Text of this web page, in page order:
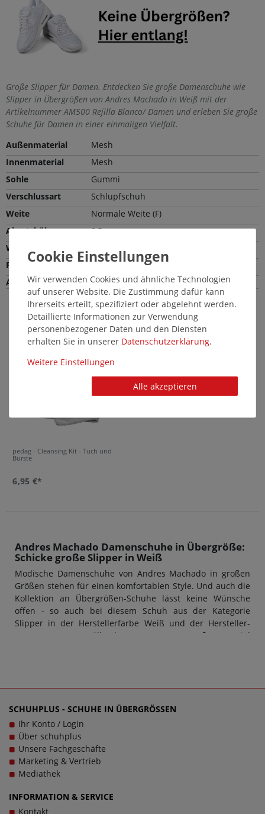
Große Slipper für Damen. Entdecken Sie große Damenschuhe wie
Slipper in Übergrößen von Andres Machado in Weiß mit der
Artikelnummer AM500 Rejilla Blanco/ Damen und erleben Sie große
Schuhe für Damen in einer einmaligen Vielfalt.
Außenmaterial
Mesh
Innenmaterial
Mesh
Sohle
Gummi
Verschlussart
Schlupfschuh
Weite
Normale Weite (F)
Absatzhöhe
0,5 cm
Wechselfußbett
Farbe
Weiß
Absatzart
Passende Pflegemittel und Einlegesohlen
14640
pedag - Cleansing Kit - Tuch und
Bürste
6,95 €*
Andres Machado Damenschuhe in Übergröße:
Schicke große Slipper in Weiß
Modische Damenschuhe von Andres Machado in großen
Größen stehen für einen komfortablen Style. Und auch die
Kollektion an Übergrößen-Schuhe lässt keine Wünsche
offen - so auch bei diesem Schuh aus der Kategorie
Slipper in der Herstellerfarbe Weiß und der Hersteller-
Nummer AM500 Rejilla Blanco/ Damen. Das Außenmaterial
Komfort trifft auf Vielfalt: Modell AM500 Rejilla
Blanco/ Damen von Andres Machado in
Übergrößen
Große Damenschuhe von Andres Machado haben eine
sehr gute Passform - und das gilt auch für Slipper in
Übergrößen von Andres Machado. Neben der Schuhgröße
ist aber vor allem auch die Schuhweite ein entscheidendes
Kriterium für den perfekten Tragekomfort. Bei diesem
SCHUHPLUS - SCHUHE IN ÜBERGRÖSSEN
Ihr Konto / Login
Über schuhplus
Unsere Fachgeschäfte
Marketing & Vertrieb
Mediathek
INFORMATION & SERVICE
Kontakt
Wir verwenden Cookies und ähnliche Technologien
auf unserer Website. Die Zustimmung dafür kann
Ihrerseits erteilt, spezifiziert oder abgelehnt werden.
Detaillierte Informationen zur Verwendung
personenbezogener Daten und den Diensten
erhalten Sie in unserer Daten­schutz­erklärung.
Weitere Einstellungen
Alle akzeptieren